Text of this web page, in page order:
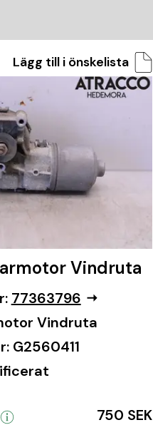
Lägg till i önskelista
Vindruta
77363796
Vindruta
G2560411
750 SEK